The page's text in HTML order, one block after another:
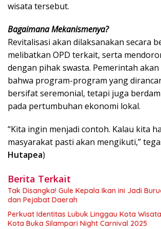
wisata tersebut.
Bagaimana Mekanismenya?
Revitalisasi akan dilaksanakan secara
melibatkan OPD terkait, serta
dengan pihak swasta. Pemerintah
bahwa program-program yang
bersifat seremonial, tetapi juga
pada pertumbuhan ekonomi lokal.
“Kita ingin menjadi contoh. Kalau kita
masyarakat pasti akan mengikuti,”
Hutapea)
Berita Terkait
Tak Disangka! Gule Kepala Ikan ini Jadi
dan Pejabat Daerah
Perkuat Identitas Lubuk Linggau Kota
Kota Buka Silampari Night Carnival 2025